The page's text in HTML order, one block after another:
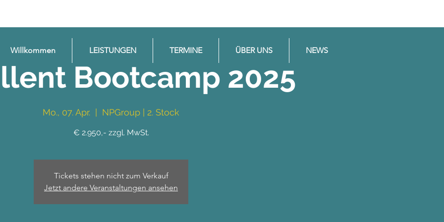
Willkommen LEISTUNGEN TERMINE ÜBER UNS NEWS
Bootcamp 2025
Mo., 07. Apr. NPGroup | 2. Stock
€ 2.950,- zzgl. MwSt.
Tickets stehen nicht zum Verkauf
Jetzt andere Veranstaltungen ansehen